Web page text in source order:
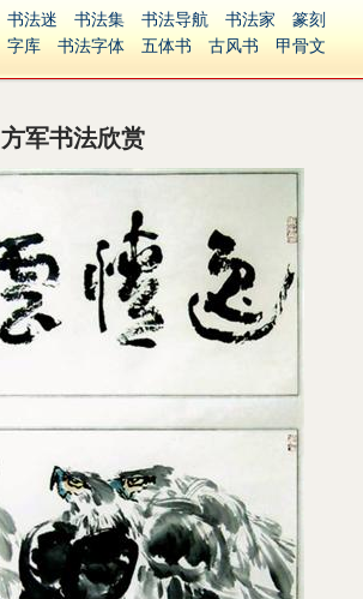
书法迷 书法集 书法导航 书法家
篆刻
字库
书法字体 五体书 古风书
甲骨文
集字
字形 大字
古籍
中医 象棋
起名
识字 英语 印章 签名
硬筆字
Ai矢量
南无阿弥陀佛
意见反馈
安全网站
捐赠 繁體版
方军书法欣赏